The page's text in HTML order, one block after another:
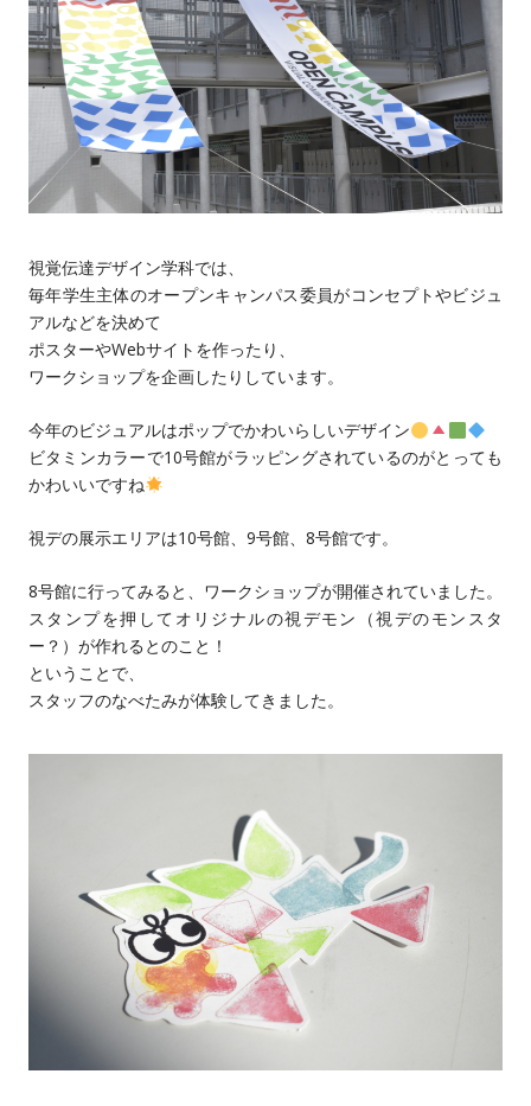
視覚伝達デザイン学科では、
毎年学生主体のオープンキャンパス委員がコンセプトやビジュ
アルなどを決めて
ポスターやWebサイトを作ったり、
ワークショップを企画したりしています。
今年のビジュアルはポップでかわいらしいデザイン
ビタミンカラーで10号館がラッピングされているのがとっても
かわいいですね
視デの展示エリアは10号館、9号館、8号館です。
8号館に行ってみると、ワークショップが開催されていました。
スタンプを押してオリジナルの視デモン（視デのモンスタ
ー？）が作れるとのこと！
ということで、
スタッフのなべたみが体験してきました。